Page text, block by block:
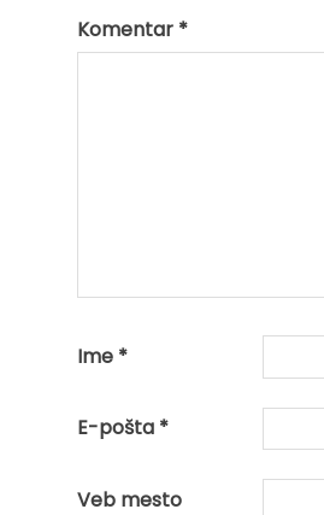
Komentar *
Ime *
E-pošta *
Veb mesto